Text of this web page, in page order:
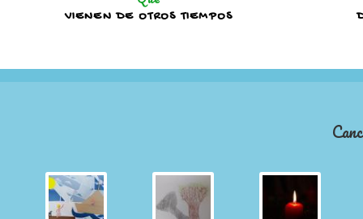
VIENEN DE OTROS TIEMPOS